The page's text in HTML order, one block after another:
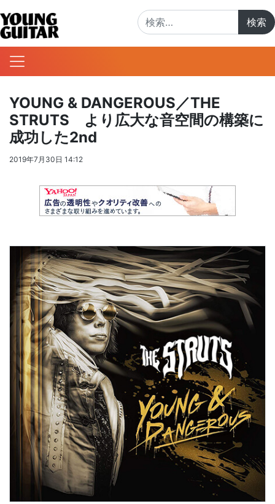
YOUNG & DANGEROUS／THE
STRUTS より広大な音空間の構築に
成功した2nd
2019年7月30日 14:12